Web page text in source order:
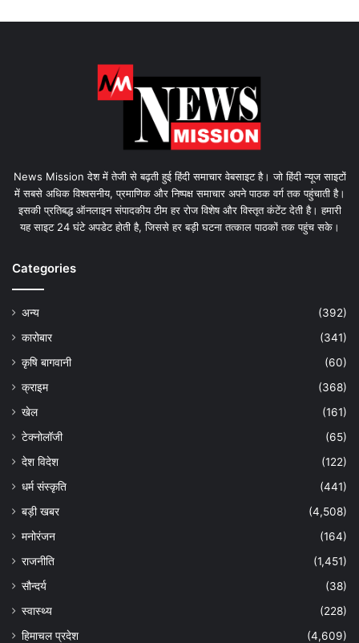
News Mission देश में तेजी से बढ़ती हुई हिंदी समाचार वेबसाइट है। जो हिंदी न्यूज साइटों
में सबसे अधिक विश्वसनीय, प्रमाणिक और निष्पक्ष समाचार अपने पाठक वर्ग तक पहुंचाती है।
इसकी प्रतिबद्ध ऑनलाइन संपादकीय टीम हर रोज विशेष और विस्तृत कंटेंट देती है। हमारी
यह साइट 24 घंटे अपडेट होती है, जिससे हर बड़ी घटना तत्काल पाठकों तक पहुंच सके।
Categories
अन्य
(392)
कारोबार
(341)
कृषि बागवानी
(60)
क्राइम
(368)
खेल
(161)
टेक्नोलॉजी
(65)
देश विदेश
(122)
धर्म संस्कृति
(441)
बड़ी खबर
(4,508)
मनोरंजन
(164)
राजनीति
(1,451)
सौन्दर्य
(38)
स्वास्थ्य
(228)
हिमाचल प्रदेश
(4,609)